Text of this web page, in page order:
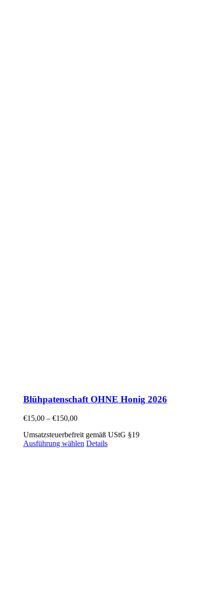
Blühpatenschaft OHNE Honig 2026
€15,00 – €150,00
Umsatzsteuerbefreit gemäß UStG §19
Ausführung wählen Details